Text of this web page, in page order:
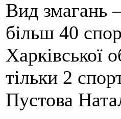
Вид змагань
більш 40
Харківської
тільки 2
Пустова